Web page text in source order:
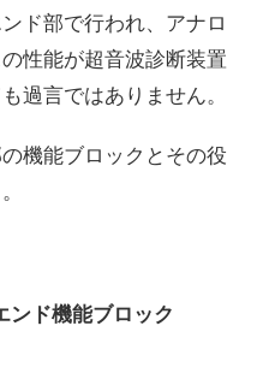
ド部で行われ、アナロ
性能が超音波診断装置
過言ではありません。
機能ブロックとその役
ンド機能ブロック